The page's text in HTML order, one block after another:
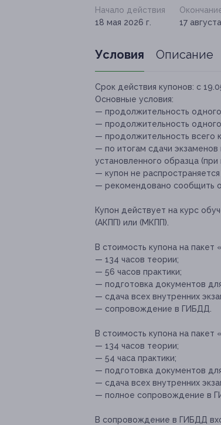
Начало действия
18 мая 2026 г.
17
Условия Описание
Срок действия купонов: с
Основные условия:
— продолжительность
— продолжительность
— продолжительность всего
— по итогам сдачи
установленного образца
— купон не
— рекомендовано сообщить
Купон действует на курс
(АКПП) или (МКПП).
В стоимость купона на пакет
— 134 часов теории;
— 56 часов практики;
— подготовка документов
— сдача всех внутренних
— сопровождение в ГИБДД.
В стоимость купона на пакет
— 134 часов теории;
— 54 часа практики;
— подготовка документов
— сдача всех внутренних
— полное сопровождение в
В сопровождение в ГИБДД